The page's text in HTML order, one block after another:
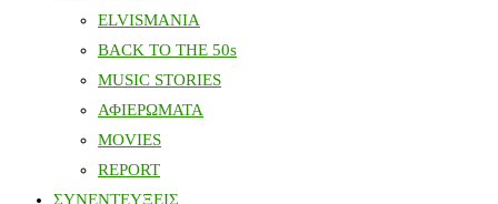
ELVISMANIA
BACK TO THE 50s
MUSIC STORIES
ΑΦΙΕΡΩΜΑΤΑ
MOVIES
REPORT
ΣΥΝΕΝΤΕΥΞΕΙΣ